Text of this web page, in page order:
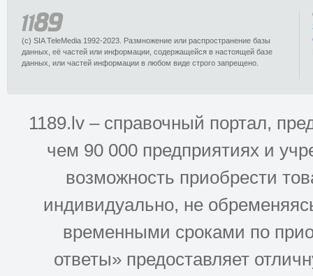
(c) SIA TeleMedia 1992-2023. Размножение или распространение базы
данных, её частей или информации, содержащейся в настоящей базе
данных, или частей информации в любом виде строго запрещено.
1189.lv – справочный портал,
чем 90 000 предприятиях и
возможность приобрести
индивидуально, не
временными сроками по
ответы» предоставляет